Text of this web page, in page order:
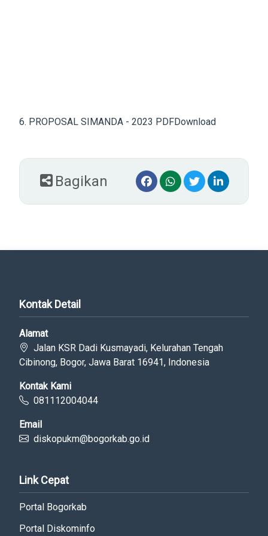
6. PROPOSAL SIMANDA - 2023 PDFDownload
Bagikan
Kontak Detail
Alamat
Jalan KSR Dadi Kusmayadi, Kelurahan Tengah
Cibinong, Bogor, Jawa Barat 16941, Indonesia
Kontak Kami
081112004044
Email
diskopukm@bogorkab.go.id
Link Cepat
Portal Bogorkab
Portal Diskominfo